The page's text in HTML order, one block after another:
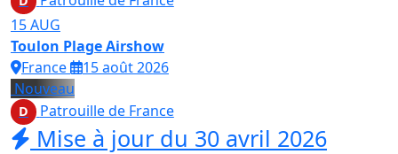
15AUG
Toulon Plage Airshow
France
15 août 2026
Nouveau
D Patrouille de France
Mise à jour du 30 avril 2026